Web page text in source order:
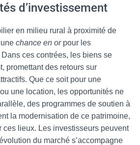
d’investissement
en milieu rural à proximité de
chance en orpour les
ces contrées, les biens se
promettant des retours sur
Que ce soit pour une
une location, les opportunités ne
des programmes de soutien à
la modernisation de ce patrimoine,
ces lieux. Les investisseurs peuvent
du marché s’accompagne